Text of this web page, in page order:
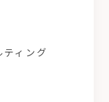
ィング